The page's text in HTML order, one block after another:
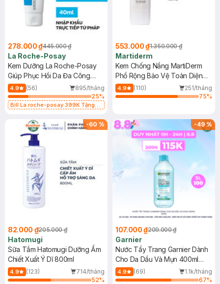
278.000 ₫445.000 ₫
La Roche-Posay
Kem Dưỡng La Roche-Posay
Giúp Phục Hồi Da Đa Công
Dụng 40ml
4.9 (56)
895/tháng
25%
Bill La roche-posay 399K Tặng
(SL có hạn)
553.000 ₫1.350.000 ₫
Martiderm
Kem Chống Nắng MartiDerm
Phổ Rộng Bảo Vệ Toàn Diện
40ml
4.9 (110)
251/tháng
75%
-60 %
82.000 ₫205.000 ₫
Hatomugi
Sữa Tắm Hatomugi Dưỡng Ẩm
Chiết Xuất Ý Dĩ 800ml
4.9 (123)
714/tháng
52%
-49%
107.000 ₫209.000 ₫
Garnier
Nước Tẩy Trang Garnier Dành
Cho Da Dầu Và Mụn 400ml
(Mới)
4.9 (69)
1.1k/tháng
67%